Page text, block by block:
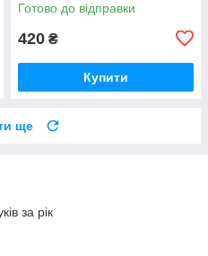
Готово до відправки
420 ₴
Купити
ще
за рік